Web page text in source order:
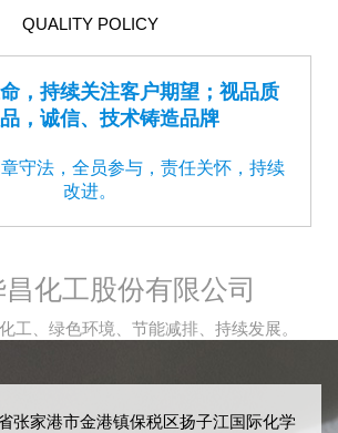
QUALITY POLICY
，持续关注客户期望；视品质
，诚信、技术铸造品牌
守法，全员参与，责任关怀，持续
改进。
化工股份有限公司
工、绿色环境、节能减排、持续发展。
张家港市金港镇保税区扬子江国际化学